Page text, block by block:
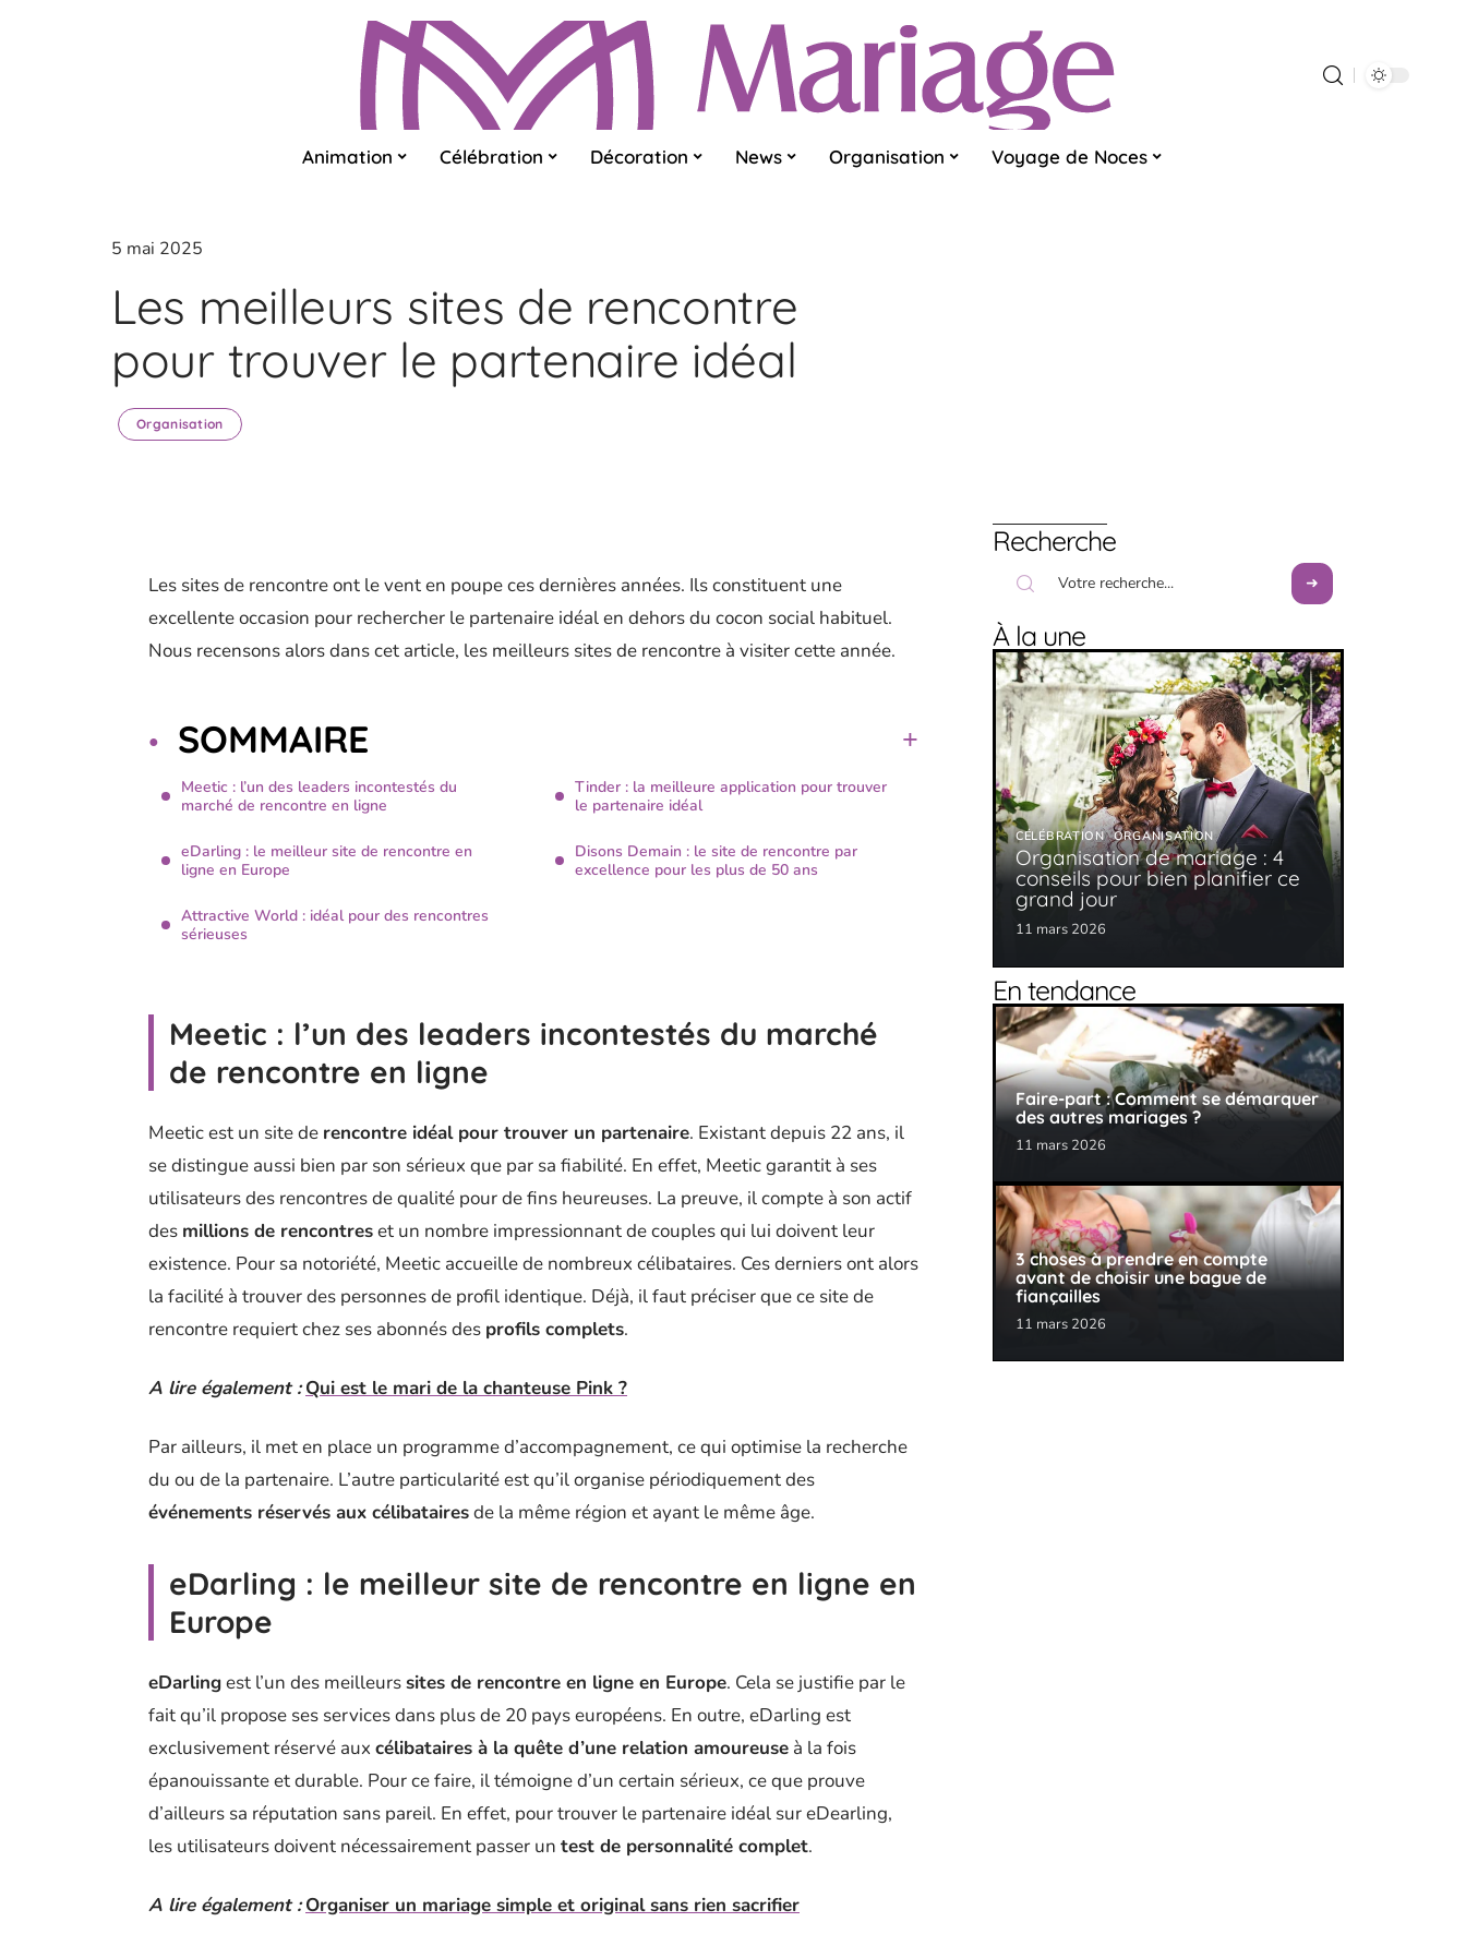
Animation Célébration Décoration News Organisation Voyage de Noces
5 mai 2025
Les meilleurs sites de rencontre
pour trouver le partenaire idéal
Organisation
Les sites de rencontre ont le vent en poupe ces dernières années. Ils constituent une
excellente occasion pour rechercher le partenaire idéal en dehors du cocon social habituel.
Nous recensons alors dans cet article, les meilleurs sites de rencontre à visiter cette année.
SOMMAIRE
Meetic : l’un des leaders incontestés du
marché de rencontre en ligne
eDarling : le meilleur site de rencontre en
ligne en Europe
Attractive World : idéal pour des rencontres
sérieuses
Tinder : la meilleure application pour trouver
le partenaire idéal
Disons Demain : le site de rencontre par
excellence pour les plus de 50 ans
Meetic : l’un des leaders incontestés du marché
de rencontre en ligne
Meetic est un site de rencontre idéal pour trouver un partenaire. Existant depuis 22 ans, il
se distingue aussi bien par son sérieux que par sa fiabilité. En effet, Meetic garantit à ses
utilisateurs des rencontres de qualité pour de fins heureuses. La preuve, il compte à son actif
des millions de rencontreset un nombre impressionnant de couples qui lui doivent leur
existence. Pour sa notoriété, Meetic accueille de nombreux célibataires. Ces derniers ont alors
la facilité à trouver des personnes de profil identique. Déjà, il faut préciser que ce site de
rencontre requiert chez ses abonnés des profils complets.
A lire également : Qui est le mari de la chanteuse Pink ?
Par ailleurs, il met en place un programme d’accompagnement, ce qui optimise la recherche
du ou de la partenaire. L’autre particularité est qu’il organise périodiquement des
événements réservés aux célibatairesde la même région et ayant le même âge.
eDarling : le meilleur site de rencontre en ligne en
Europe
eDarlingest l’un des meilleurssites de rencontre en ligne en Europe. Cela se justifie par le
fait qu’il propose ses services dans plus de 20 pays européens. En outre, eDarling est
exclusivement réservé aux célibataires à la quête d’une relation amoureuse à la fois
épanouissante et durable. Pour ce faire, il témoigne d’un certain sérieux, ce que prouve
d’ailleurs sa réputation sans pareil. En effet, pour trouver le partenaire idéal sur eDearling,
les utilisateurs doivent nécessairement passer un test de personnalité complet.
A lire également : Organiser un mariage simple et original sans rien sacrifier
Recherche
À la une
CÉLÉBRATION ORGANISATION
Organisation de mariage : 4
conseils pour bien planifier ce
grand jour
11 mars 2026
En tendance
Faire-part : Comment se démarquer
des autres mariages ?
11 mars 2026
3 choses à prendre en compte
avant de choisir une bague de
fiançailles
11 mars 2026